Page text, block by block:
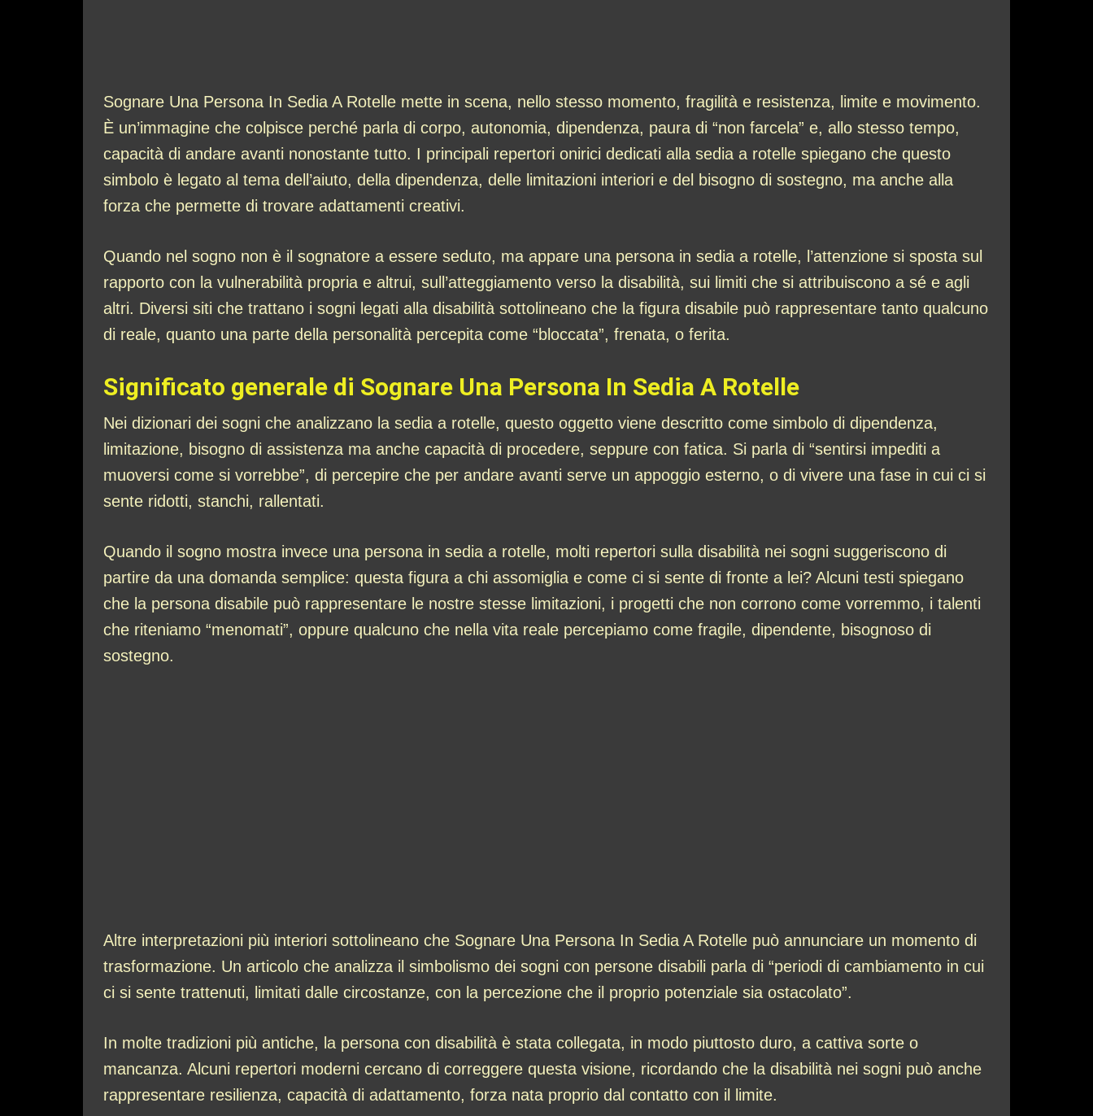
Sognare Una Persona In Sedia A Rotelle mette in scena, nello stesso momento, fragilità e resistenza, limite e movimento.
È un’immagine che colpisce perché parla di corpo, autonomia, dipendenza, paura di “non farcela” e, allo stesso tempo,
capacità di andare avanti nonostante tutto. I principali repertori onirici dedicati alla sedia a rotelle spiegano che questo
simbolo è legato al tema dell’aiuto, della dipendenza, delle limitazioni interiori e del bisogno di sostegno, ma anche alla
forza che permette di trovare adattamenti creativi.
Quando nel sogno non è il sognatore a essere seduto, ma appare una persona in sedia a rotelle, l’attenzione si sposta sul
rapporto con la vulnerabilità propria e altrui, sull’atteggiamento verso la disabilità, sui limiti che si attribuiscono a sé e agli
altri. Diversi siti che trattano i sogni legati alla disabilità sottolineano che la figura disabile può rappresentare tanto qualcuno
di reale, quanto una parte della personalità percepita come “bloccata”, frenata, o ferita.
Significato generale di Sognare Una Persona In Sedia A Rotelle
Nei dizionari dei sogni che analizzano la sedia a rotelle, questo oggetto viene descritto come simbolo di dipendenza,
limitazione, bisogno di assistenza ma anche capacità di procedere, seppure con fatica. Si parla di “sentirsi impediti a
muoversi come si vorrebbe”, di percepire che per andare avanti serve un appoggio esterno, o di vivere una fase in cui ci si
sente ridotti, stanchi, rallentati.
Quando il sogno mostra invece una persona in sedia a rotelle, molti repertori sulla disabilità nei sogni suggeriscono di
partire da una domanda semplice: questa figura a chi assomiglia e come ci si sente di fronte a lei? Alcuni testi spiegano
che la persona disabile può rappresentare le nostre stesse limitazioni, i progetti che non corrono come vorremmo, i talenti
che riteniamo “menomati”, oppure qualcuno che nella vita reale percepiamo come fragile, dipendente, bisognoso di
sostegno.
Altre interpretazioni più interiori sottolineano che Sognare Una Persona In Sedia A Rotelle può annunciare un momento di
trasformazione. Un articolo che analizza il simbolismo dei sogni con persone disabili parla di “periodi di cambiamento in cui
ci si sente trattenuti, limitati dalle circostanze, con la percezione che il proprio potenziale sia ostacolato”.
In molte tradizioni più antiche, la persona con disabilità è stata collegata, in modo piuttosto duro, a cattiva sorte o
mancanza. Alcuni repertori moderni cercano di correggere questa visione, ricordando che la disabilità nei sogni può anche
rappresentare resilienza, capacità di adattamento, forza nata proprio dal contatto con il limite.